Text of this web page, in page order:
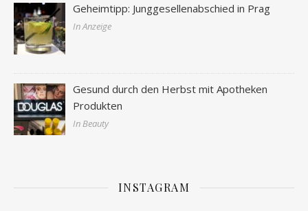
Geheimtipp: Junggesellenabschied in Prag
In Anzeige
Gesund durch den Herbst mit Apotheken
Produkten
In Beauty
INSTAGRAM